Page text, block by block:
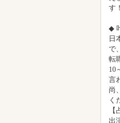
出
●
★
錦
を
先
等